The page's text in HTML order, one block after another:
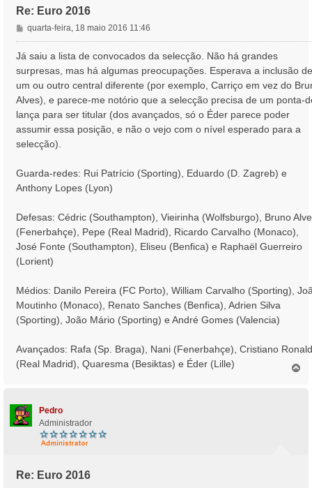
Re: Euro 2016
M
e
n
a
g
e
m
quarta-feira, 18 maio 2016 11:46
Já saiu a lista de convocados da selecção. Não há grandes
surpresas, mas há algumas preocupações. Esperava a inclusão de
um ou outro central diferente (por exemplo, Carriço em vez do
Alves), e parece-me notório que a selecção precisa de um ponta-
lança para ser titular (dos avançados, só o Éder parece poder
assumir essa posição, e não o vejo com o nível esperado para a
selecção).
Guarda-redes: Rui Patrício (Sporting), Eduardo (D. Zagreb) e
Anthony Lopes (Lyon)
Defesas: Cédric (Southampton), Vieirinha (Wolfsburgo), Bruno
(Fenerbahçe), Pepe (Real Madrid), Ricardo Carvalho (Monaco),
José Fonte (Southampton), Eliseu (Benfica) e Raphaël Guerreiro
(Lorient)
Médios: Danilo Pereira (FC Porto), William Carvalho (Sporting),
Moutinho (Monaco), Renato Sanches (Benfica), Adrien Silva
(Sporting), João Mário (Sporting) e André Gomes (Valencia)
Avançados: Rafa (Sp. Braga), Nani (Fenerbahçe), Cristiano
(Real Madrid), Quaresma (Besiktas) e Éder (Lille)
Pedro
Administrador
Re: Euro 2016